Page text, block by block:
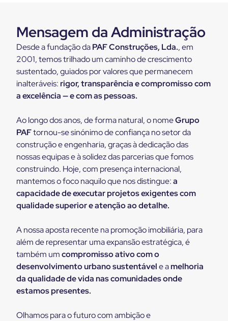
Mensagem da Administração
Desde a fundação daPAF Construções, Lda., em
2001, temos trilhado um caminho de crescimento
sustentado, guiados por valores que permanecem
inalteráveis: rigor, transparência e compromisso com
a excelência — e com as pessoas.
Ao longo dos anos, de forma natural, o nomeGrupo
PAFtornou-se sinónimo de confiança no setor da
construção e engenharia, graças à dedicação das
nossas equipas e à solidez das parcerias que fomos
construindo. Hoje, com presença internacional,
mantemos o foco naquilo que nos distingue:a
capacidade de executar projetos exigentes com
qualidade superior e atenção ao detalhe.
A nossa aposta recente na promoção imobiliária, para
além de representar uma expansão estratégica, é
também umcompromisso ativo com o
desenvolvimento urbano sustentávele amelhoria
da qualidade de vida nas comunidades onde
estamos presentes.
Olhamos para o futuro com ambição e